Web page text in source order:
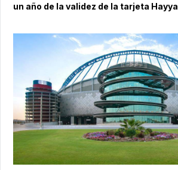
un año de la validez de la tarjeta Hayya